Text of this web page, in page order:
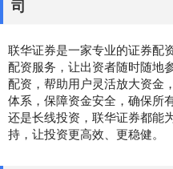
司
联华证券是一家专业的证券配
配资服务，让出资者随时随地
配资，帮助用户灵活放大资金
体系，保障资金安全，确保所
还是长线投资，联华证券都能
持，让投资更高效、更稳健。